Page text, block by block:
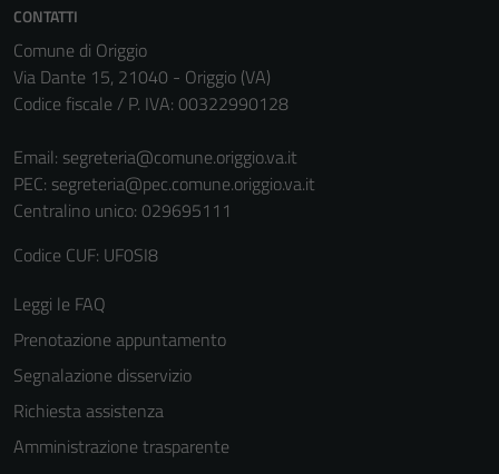
CONTATTI
Comune di Origgio
Via Dante 15, 21040 - Origgio (VA)
Codice fiscale / P. IVA: 00322990128
Email: segreteria@comune.origgio.va.it
PEC: segreteria@pec.comune.origgio.va.it
Centralino unico: 029695111
Codice CUF: UF0SI8
Leggi le FAQ
Prenotazione appuntamento
Segnalazione disservizio
Richiesta assistenza
Amministrazione trasparente